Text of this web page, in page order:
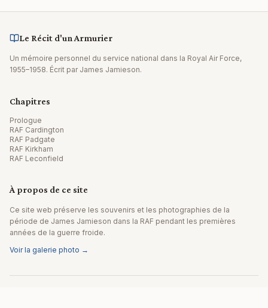
Le Récit d'un Armurier
Un mémoire personnel du service national dans la Royal Air Force,
1955–1958. Écrit par James Jamieson.
Chapitres
Prologue
RAF Cardington
RAF Padgate
RAF Kirkham
RAF Leconfield
À propos de ce site
Ce site web préserve les souvenirs et les photographies de la
période de James Jamieson dans la RAF pendant les premières
années de la guerre froide.
Voir la galerie photo →